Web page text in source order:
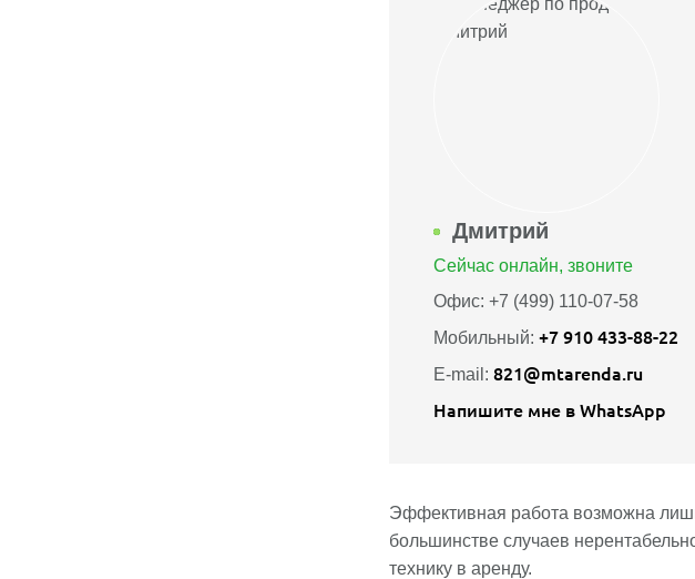
Дмитрий
Сейчас онлайн, звоните
Офис: +7 (499) 110-07-58
Мобильный: +7 910 433-88-22
E-mail: 821@mtarenda.ru
Напишите мне в WhatsApp
Эффективная работа возможна
большинстве случаев
технику в аренду.